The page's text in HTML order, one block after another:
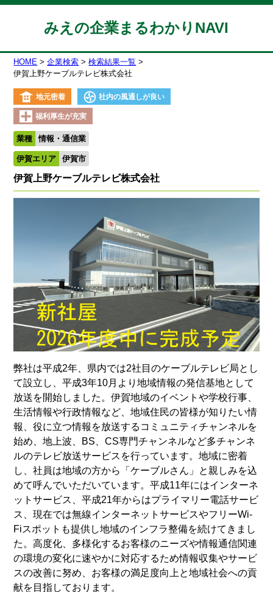
みえの企業まるわかりNAVI
HOME 企業検索
検索結果一覧
伊賀上野ケーブルテレビ株式会社
地元密着 社内の風通しが良い
福利厚生が充実
業種 情報・通信業
伊賀エリア 伊賀市
伊賀上野ケーブルテレビ株式会社
弊社は平成2年、県内では2社目のケーブルテレビ局とし
て設立し、平成3年10月より地域情報の発信基地として
放送を開始しました。伊賀地域のイベントや学校行事、
生活情報や行政情報など、地域住民の皆様が知りたい情
報、役に立つ情報を放送するコミュニティチャンネルを
始め、地上波、BS、CS専門チャンネルなど多チャンネ
ルのテレビ放送サービスを行っています。地域に密着
し、社員は地域の方から「ケーブルさん」と親しみを込
めて呼んでいただいています。平成11年にはインターネ
ットサービス、平成21年からはプライマリー電話サービ
ス、現在では無線インターネットサービスやフリーWi-
Fiスポットも提供し地域のインフラ整備を続けてきまし
た。高度化、多様化するお客様のニーズや情報通信関連
の環境の変化に速やかに対応するため情報収集やサービ
スの改善に努め、お客様の満足度向上と地域社会への貢
献を目指しております。